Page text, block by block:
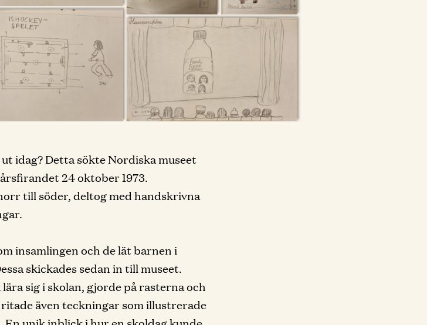
idag? Detta sökte Nordiska museet
24 oktober 1973.
till söder, deltog med handskrivna
insamlingen och de lät barnen i
skickades sedan in till museet.
sig i skolan, gjorde på rasterna och
även teckningar som illustrerade